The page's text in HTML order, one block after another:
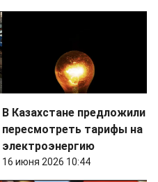
В Казахстане предложили
пересмотреть тарифы на
электроэнергию
16 июня 2026 10:44